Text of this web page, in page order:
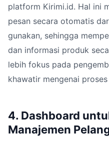
platform Kirimi.id. Hal ini
pesan secara otomatis
gunakan, sehingga
dan informasi produk
lebih fokus pada
khawatir mengenai
4. Dashboard
Manajemen